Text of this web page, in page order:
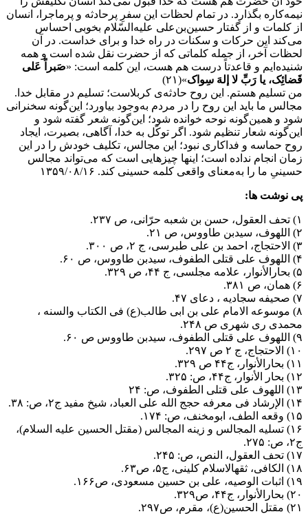
نیمه‌کاره بگذارد. در تمام لحظات این سفرِ پرحادثه و پرماجرا، انسان
از کلمات و از گفتار حسین‌بن‌علی علیه‌السّلام بخوبی احساس
می‌کند این حرکات و سکنات در راه خدا و برای خداست. در آن
لحظات آخر، از جمله کلماتی که از حضرت نقل شده است و همه
شنیده‌ایم و قاعدتاً درست هم هست، این کلمه است: «صَبراً عَلی
قَضائِک، یا رَبِّ لا إلهَ سِواک»(۲۱)
من تسلیم هستم. این روح حادثه‌ی کربلاست؛ تسلیم در مقابل خدا.
مجالس ما باید این روح را در مردم به‌وجود بیاورد؛ این‌گونه سخنرانی
شود و همین‌گونه نوحه خوانده شود؛ این‌گونه شعر گفته شود و
این‌گونه شعار تنظیم شود. اگر توکّل به خدا، آگاهی، بصیرت، ایجاد
روح حماسه و فداکاری نبود؛ این مجالس، تکلیف خودش را در این
زمان انجام نداده است؛ اینها چیزهایی است که می‌تواند مجالس
حسینیِ ما را به‌معنای واقعی کلمه حسینی کند. ۱۳۵۹/۰۸/۱۶
پی نوشت ها:
۱) تحف العقول، حسن بن شعبه حرّانی، ص ۲۳۷.
۲) اللهوف، سیدبن طاووس، ص ۲۱.
۳) الاحتجاج، احمد بن علی طبرسی، ج ۲، ص ۳۰۰.
۴) اللهوف علی قتلی الطفوف، سیدبن طاووس، ص ۶۰.
۵) بحارالأنوار، علامه مجلسی، ج ۴۴، ص ۳۲۹.
۶) همان، ص ۳۸۱.
۷) صحیفه سجادیه ، دعای ۴۷.
۸) موسوعه الامام علی بن ابی طالب(ع) فی الکتاب والسنه ،
محمدی ری شهری ص ۲۴۸.
۹) اللهوف علی قتلی الطفوف‌، سیدبن طاووس ص ۶۰.
۱۰) الاحتجاج، ج ۲ ص ۲۹۷.
۱۱) بحارالأنوار، ج۴۴ ص ۳۲۹.
۱۲) بحار الأنوار، ج‌۴۴، ص: ۳۲۵.
۱۳) اللهوف علی قتلی الطفوف، ص: ۲۴
۱۴) الإرشاد فی معرفه حجج الله علی العباد، شیخ مفید ج‌۲، ص: ۳۸.
۱۵) وقعه الطف، ابومخنف، ص: ۱۷۴.
۱۶) تسلیه المجالس و زینه المجالس (مقتل الحسین علیه السلام)،
ج‌۲، ص: ۲۷۵.
۱۷) تحف العقول، النص، ص: ۲۴۵.
۱۸) الکافی، ثقهالاسلام کلینی، ج‌۵، ص۶۳.
۱۹) اثبات الوصیه، علی بن حسین مسعودی، ص۱۶۶.
۲۰) بحارالأنوار، ج۴۴، ص۳۲۹.
۲۱) مقتل الحسین(ع)، مقرم، ص۲۹۷.